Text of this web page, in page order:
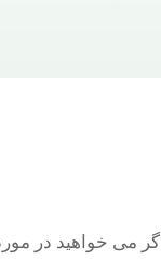
اگر می خواهید در